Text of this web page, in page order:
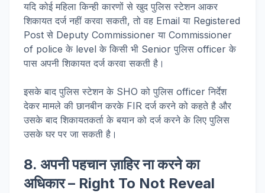
यदि कोई महिला किन्ही कारणों से खुद पुलिस स्टेशन आकर
शिकायत दर्ज नहीं करवा सकती, तो वह Email या Registered
Post से Deputy Commissioner या Commissioner
of police के level के किसी भी Senior पुलिस officer के
पास अपनी शिकायत दर्ज करवा सकती है।
इसके बाद पुलिस स्टेशन के SHO को पुलिस officer निर्देश
देकर मामले की छानबीन करके FIR दर्ज करने को कहते है और
उसके बाद शिकायतकर्ता के बयान को दर्ज करने के लिए पुलिस
उसके घर पर जा सकती है।
8. अपनी पहचान ज़ाहिर ना करने का
अधिकार – Right To Not Reveal